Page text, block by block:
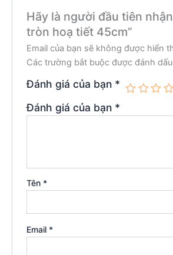
Hãy là người đầu tiên
tròn hoạ tiết 45cm”
Email của bạn sẽ không được hiển
Các trường bắt buộc được đánh dấu
Đánh giá của bạn *
Đánh giá của bạn *
Tên *
Email *